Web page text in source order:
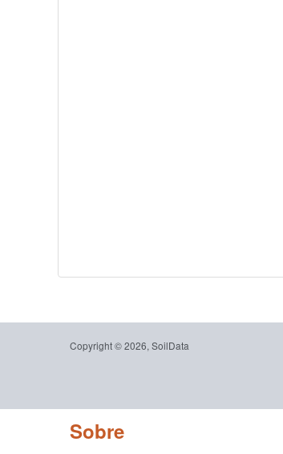
Copyright © 2026, SoilData
Sobre